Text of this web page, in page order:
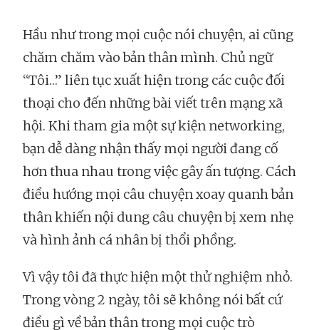
Hầu như trong mọi cuộc nói chuyện, ai cũng
chăm chăm vào bản thân mình. Chủ ngữ
“Tôi…” liên tục xuất hiện trong các cuộc đối
thoại cho đến những bài viết trên mạng xã
hội. Khi tham gia một sự kiện networking,
bạn dễ dàng nhận thấy mọi người đang cố
hơn thua nhau trong việc gây ấn tượng. Cách
điều hướng mọi câu chuyện xoay quanh bản
thân khiến nội dung câu chuyện bị xem nhẹ
và hình ảnh cá nhân bị thổi phồng.
Vì vậy tôi đã thực hiện một thử nghiệm nhỏ.
Trong vòng 2 ngày, tôi sẽ không nói bất cứ
điều gì về bản thân trong mọi cuộc trò